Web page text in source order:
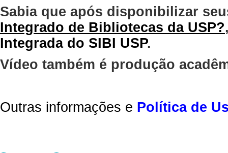
Sabia que após disponibilizar
Integrado de Bibliotecas da USP?
Integrada do SIBI USP.
Vídeo também é produção
Outras informações e Política de